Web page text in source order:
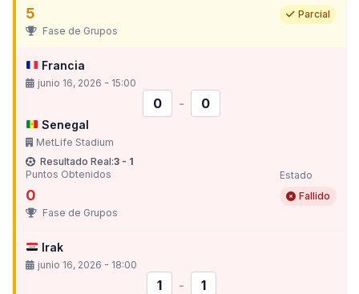
5
Parcial
Fase de Grupos
Francia
junio 16, 2026 - 15:00
0 - 0
Senegal
MetLife Stadium
Resultado Real:3 - 1
Puntos Obtenidos
0
Estado
Fallido
Fase de Grupos
Irak
junio 16, 2026 - 18:00
1 - 1